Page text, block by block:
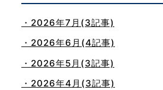
・2026年7月(3記事)
・2026年6月(4記事)
・2026年5月(3記事)
・2026年4月(3記事)